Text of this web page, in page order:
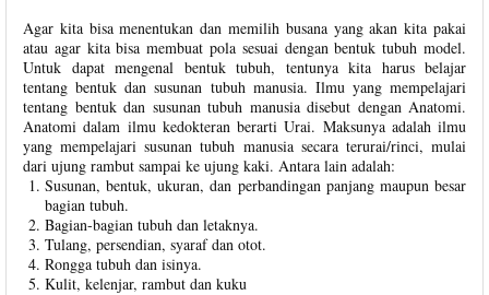
Agar kita bisa menentukan dan memilih busana yang akan kita pakai
atau agar kita bisa membuat pola sesuai dengan bentuk tubuh model.
Untuk dapat mengenal bentuk tubuh, tentunya kita harus belajar
tentang bentuk dan susunan tubuh manusia. Ilmu yang mempelajari
tentang bentuk dan susunan tubuh manusia disebut dengan Anatomi.
Anatomi dalam ilmu kedokteran berarti Urai. Maksunya adalah ilmu
yang mempelajari susunan tubuh manusia secara terurai/rinci, mulai
dari ujung rambut sampai ke ujung kaki. Antara lain adalah:
Susunan, bentuk, ukuran, dan perbandingan panjang maupun besar
bagian tubuh.
Bagian-bagian tubuh dan letaknya.
Tulang, persendian, syaraf dan otot.
Rongga tubuh dan isinya.
Kulit, kelenjar, rambut dan kuku